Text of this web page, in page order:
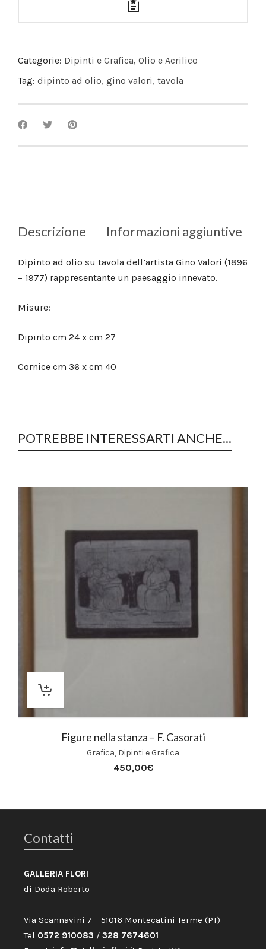
Categorie: Dipinti e Grafica, Olio e Acrilico
Tag: dipinto ad olio, gino valori, tavola
Descrizione Informazioni aggiuntive
Dipinto ad olio su tavola dell’artista Gino Valori (1896
– 1977) rappresentante un paesaggio innevato.
Misure:
Dipinto cm 24 x cm 27
Cornice cm 36 x cm 40
POTREBBE INTERESSARTI ANCHE...
Figure nella stanza – F. Casorati
Grafica, Dipinti e Grafica
450,00€
Contatti
GALLERIA FLORI
di Doda Roberto
Via Scannavini 7 – 51016 Montecatini Terme (PT)
Tel 0572 910083 / 328 7674601